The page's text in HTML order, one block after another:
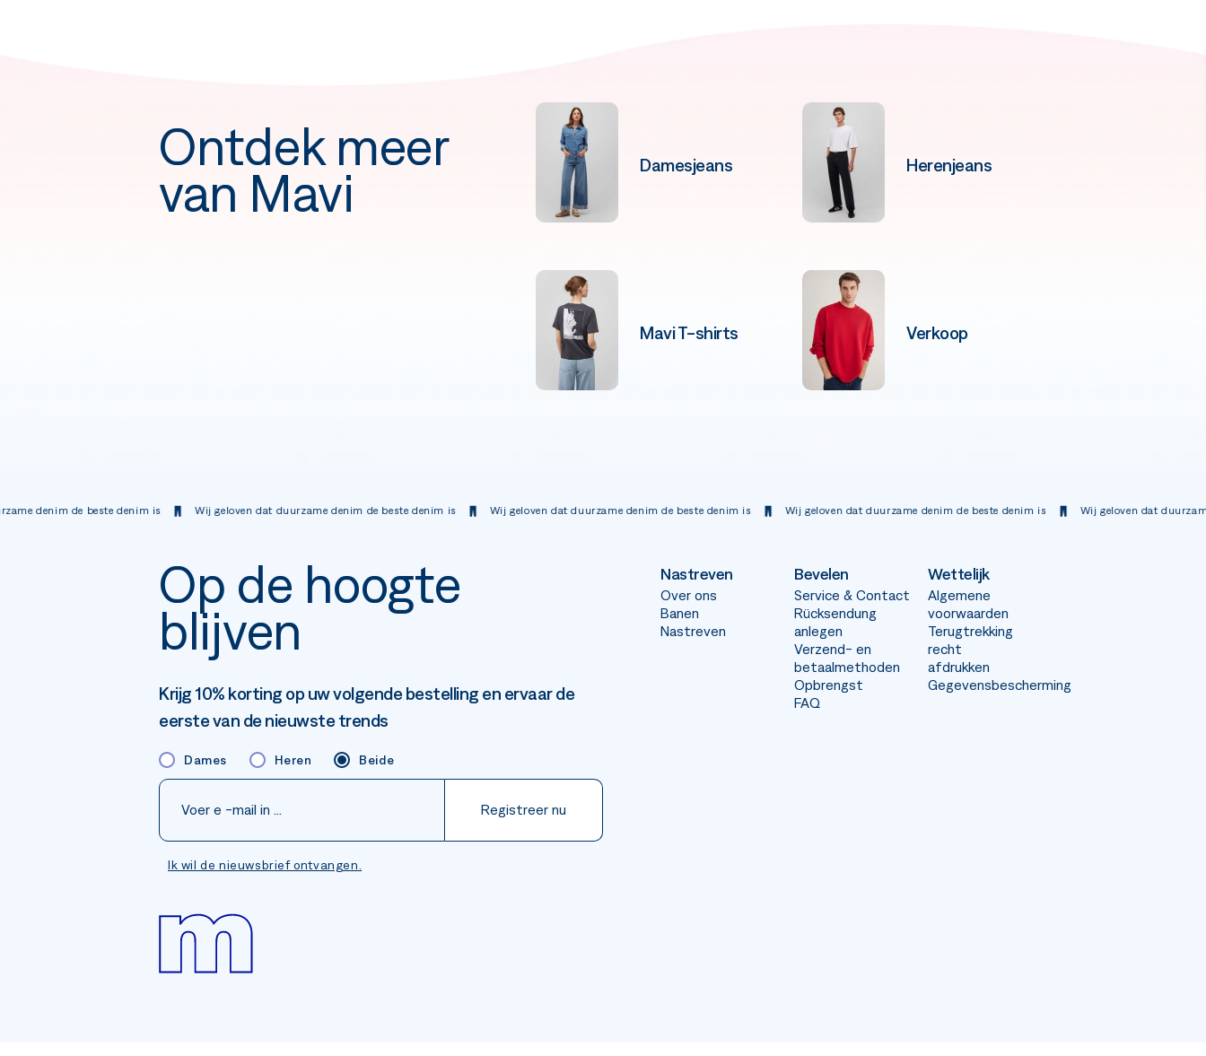
Ontdek meer
van Mavi
Damesjeans Herenjeans
Mavi T-shirts Verkoop
de beste denim is Wij geloven dat duurzame denim de beste denim is Wij geloven dat duurzame denim de beste denim is Wij geloven dat duurzame denim de beste denim is Wij geloven dat duurzame denim
Op de hoogte
blijven
Krijg 10% korting op uw volgende bestelling en ervaar de
eerste van de nieuwste trends
Dames Heren Beide
Registreer nu
Ik wil de nieuwsbrief ontvangen.
Nastreven
Over ons
Banen
Nastreven
Bevelen
Service & Contact
Rücksendung
anlegen
Verzend- en
betaalmethoden
Opbrengst
FAQ
Wettelijk
Algemene
voorwaarden
Terugtrekking
recht
afdrukken
Gegevensbescherming